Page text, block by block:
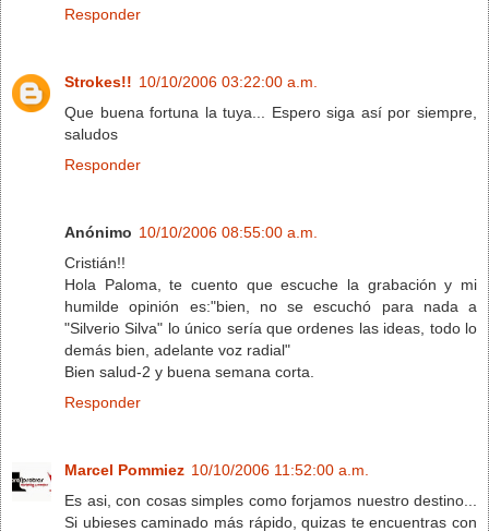
Responder
Strokes!! 10/10/2006 03:22:00 a.m.
Que buena fortuna la tuya... Espero siga así por siempre,
saludos
Responder
Anónimo 10/10/2006 08:55:00 a.m.
Cristián!!
Hola Paloma, te cuento que escuche la grabación y mi
humilde opinión es:"bien, no se escuchó para nada a
"Silverio Silva" lo único sería que ordenes las ideas, todo lo
demás bien, adelante voz radial"
Bien salud-2 y buena semana corta.
Responder
Marcel Pommiez 10/10/2006 11:52:00 a.m.
Es asi, con cosas simples como forjamos nuestro destino...
Si ubieses caminado más rápido, quizas te encuentras con